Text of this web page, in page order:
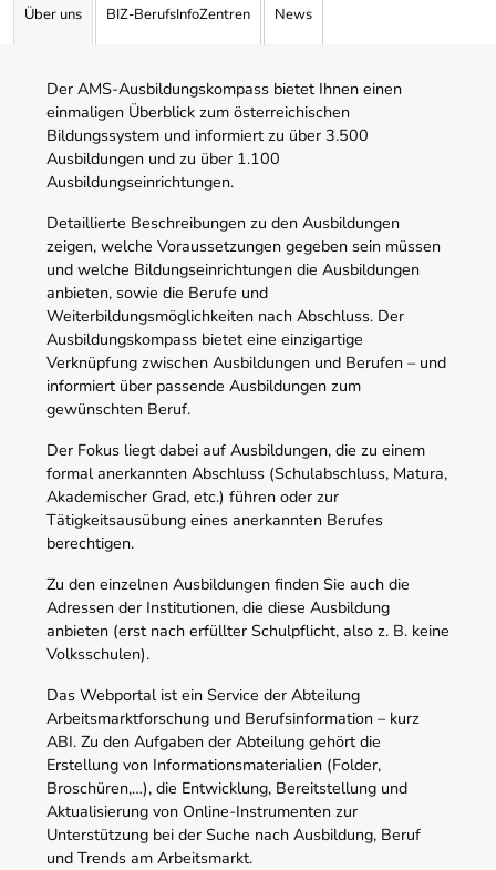
Über uns BIZ-BerufsInfoZentren News
Der AMS-Ausbildungskompass bietet Ihnen einen
einmaligen Überblick zum österreichischen
Bildungssystem und informiert zu über 3.500
Ausbildungen und zu über 1.100
Ausbildungseinrichtungen.
Detaillierte Beschreibungen zu den Ausbildungen
zeigen, welche Voraussetzungen gegeben sein müssen
und welche Bildungseinrichtungen die Ausbildungen
anbieten, sowie die Berufe und
Weiterbildungsmöglichkeiten nach Abschluss. Der
Ausbildungskompass bietet eine einzigartige
Verknüpfung zwischen Ausbildungen und Berufen – und
informiert über passende Ausbildungen zum
gewünschten Beruf.
Der Fokus liegt dabei auf Ausbildungen, die zu einem
formal anerkannten Abschluss (Schulabschluss, Matura,
Akademischer Grad, etc.) führen oder zur
Tätigkeitsausübung eines anerkannten Berufes
berechtigen.
Zu den einzelnen Ausbildungen finden Sie auch die
Adressen der Institutionen, die diese Ausbildung
anbieten (erst nach erfüllter Schulpflicht, also z. B. keine
Volksschulen).
Das Webportal ist ein Service der Abteilung
Arbeitsmarktforschung und Berufsinformation – kurz
ABI. Zu den Aufgaben der Abteilung gehört die
Erstellung von Informationsmaterialien (Folder,
Broschüren,…), die Entwicklung, Bereitstellung und
Aktualisierung von Online-Instrumenten zur
Unterstützung bei der Suche nach Ausbildung, Beruf
und Trends am Arbeitsmarkt.